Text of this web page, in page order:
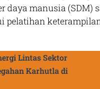
daya manusia (SDM)
pelatihan
Lintas Sektor
Karhutla di